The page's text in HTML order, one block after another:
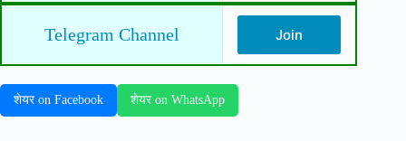
Telegram Channel Join
शेयर on Facebook शेयर on WhatsApp